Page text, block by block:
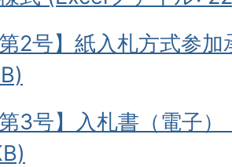
第2号】紙入札方式参
第3号】入札書（電子